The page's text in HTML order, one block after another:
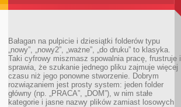
Bałagan na pulpicie i dziesiątki folderów typu
„nowy”, „nowy2”, „ważne”, „do druku” to klasyka.
Taki cyfrowy miszmasz spowalnia pracę, frustruje i
sprawia, że szukanie jednego pliku zajmuje więcej
czasu niż jego ponowne stworzenie. Dobrym
rozwiązaniem jest prosty system: jeden folder
główny (np. „PRACA”, „DOM”), w nim stałe
kategorie i jasne nazwy plików zamiast losowych